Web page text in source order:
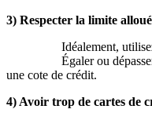
3) Respecter la limite
Idéalement,
Égaler ou
une cote de crédit.
4) Avoir trop de cartes de